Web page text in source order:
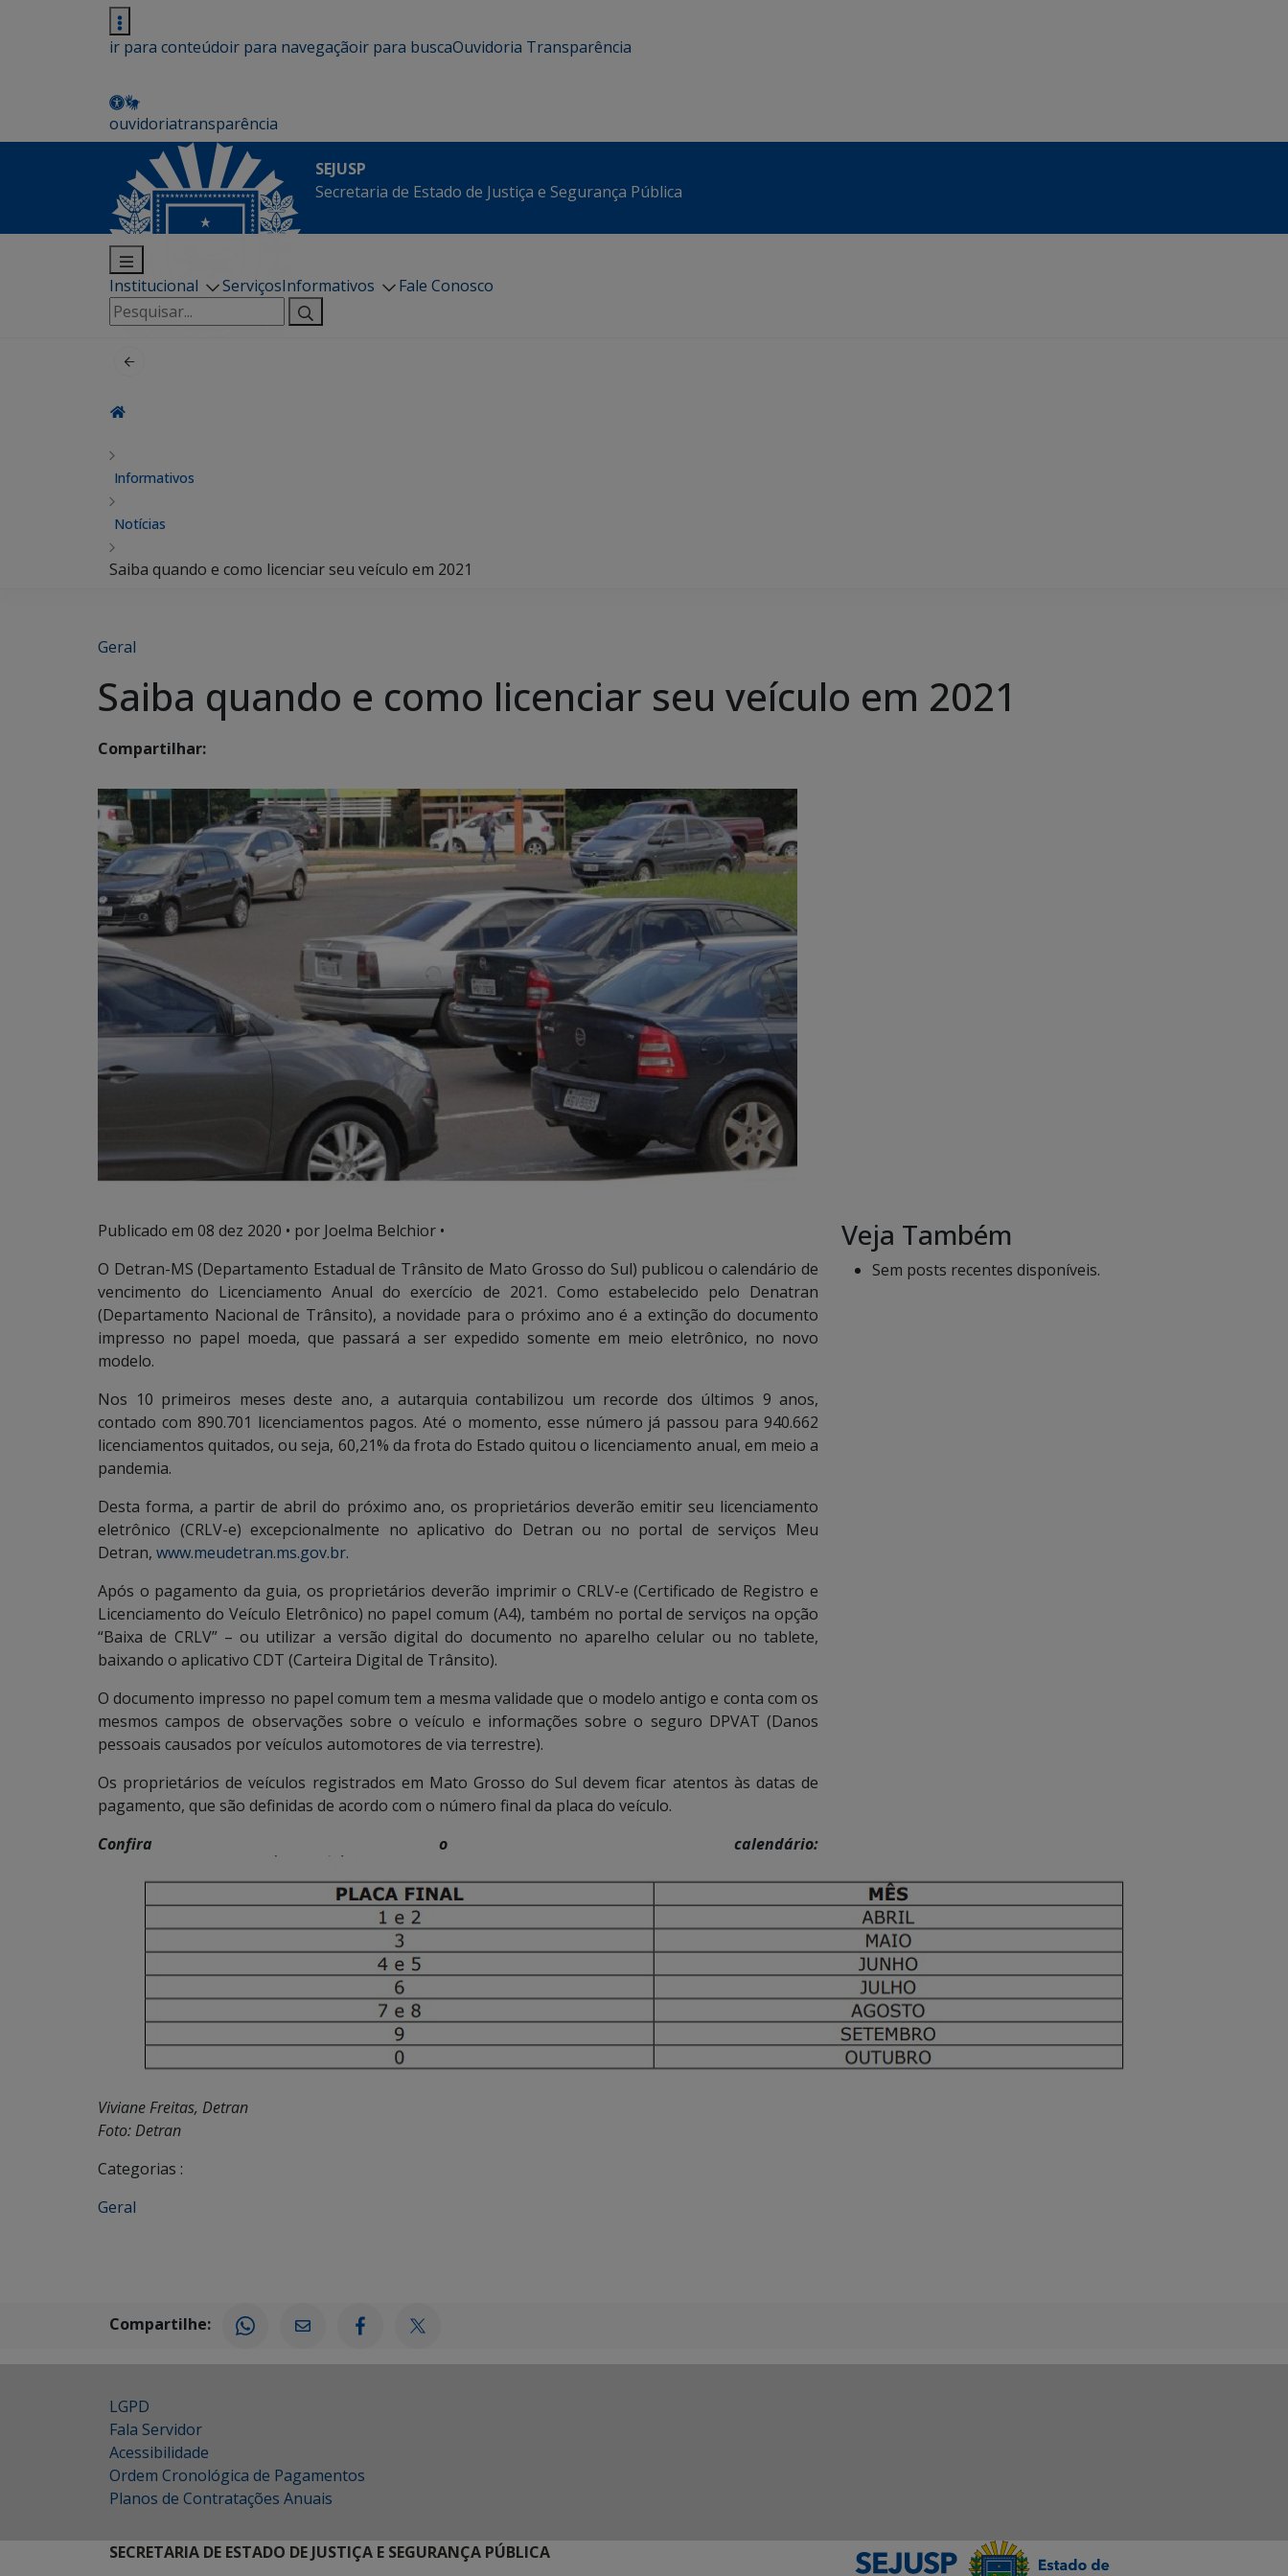
ir para conteúdoir para navegaçãoir para buscaOuvidoria Transparência
ouvidoriatransparência
SEJUSP
Secretaria de Estado de Justiça e Segurança Pública
Institucional ServiçosInformativos
Fale Conosco
Pesquisar
por:
Informativos
Notícias
Saiba quando e como licenciar seu veículo em 2021
Geral
Saiba quando e como licenciar seu veículo em 2021
Compartilhar:
Publicado em 08 dez 2020 • por Joelma Belchior •
O Detran-MS (Departamento Estadual de Trânsito de Mato Grosso do Sul) publicou o calendário de
vencimento do Licenciamento Anual do exercício de 2021. Como estabelecido pelo Denatran
(Departamento Nacional de Trânsito), a novidade para o próximo ano é a extinção do documento
impresso no papel moeda, que passará a ser expedido somente em meio eletrônico, no novo
modelo.
Nos 10 primeiros meses deste ano, a autarquia contabilizou um recorde dos últimos 9 anos,
contado com 890.701 licenciamentos pagos. Até o momento, esse número já passou para 940.662
licenciamentos quitados, ou seja, 60,21% da frota do Estado quitou o licenciamento anual, em meio a
pandemia.
Desta forma, a partir de abril do próximo ano, os proprietários deverão emitir seu licenciamento
eletrônico (CRLV-e) excepcionalmente no aplicativo do Detran ou no portal de serviços Meu
Detran, www.meudetran.ms.gov.br.
Após o pagamento da guia, os proprietários deverão imprimir o CRLV-e (Certificado de Registro e
Licenciamento do Veículo Eletrônico) no papel comum (A4), também no portal de serviços na opção
“Baixa de CRLV” – ou utilizar a versão digital do documento no aparelho celular ou no tablete,
baixando o aplicativo CDT (Carteira Digital de Trânsito).
O documento impresso no papel comum tem a mesma validade que o modelo antigo e conta com os
mesmos campos de observações sobre o veículo e informações sobre o seguro DPVAT (Danos
pessoais causados por veículos automotores de via terrestre).
Os proprietários de veículos registrados em Mato Grosso do Sul devem ficar atentos às datas de
pagamento, que são definidas de acordo com o número final da placa do veículo.
Confira o calendário:
Viviane Freitas, Detran
Foto: Detran
Categorias :
Geral
Veja Também
Sem posts recentes disponíveis.
Compartilhe:
LGPD
Fala Servidor
Acessibilidade
Ordem Cronológica de Pagamentos
Planos de Contratações Anuais
SECRETARIA DE ESTADO DE JUSTIÇA E SEGURANÇA PÚBLICA